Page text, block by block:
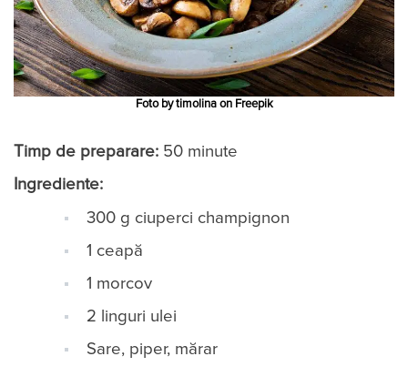
Foto by timolina on Freepik
Timp de preparare: 50 minute
Ingrediente:
300 g ciuperci champignon
1 ceapă
1 morcov
2 linguri ulei
Sare, piper, mărar